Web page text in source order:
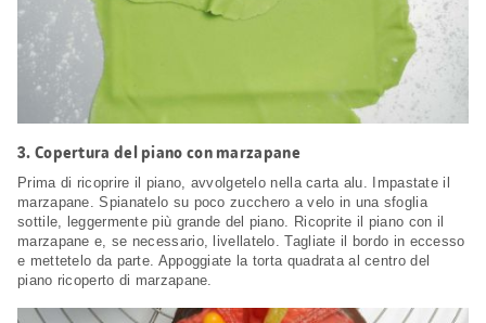
3.Copertura del piano con marzapane
Prima di ricoprire il piano, avvolgetelo nella carta alu. Impastate il
marzapane. Spianatelo su poco zucchero a velo in una sfoglia
sottile, leggermente più grande del piano. Ricoprite il piano con il
marzapane e, se necessario, livellatelo. Tagliate il bordo in eccesso
e mettetelo da parte. Appoggiate la torta quadrata al centro del
piano ricoperto di marzapane.